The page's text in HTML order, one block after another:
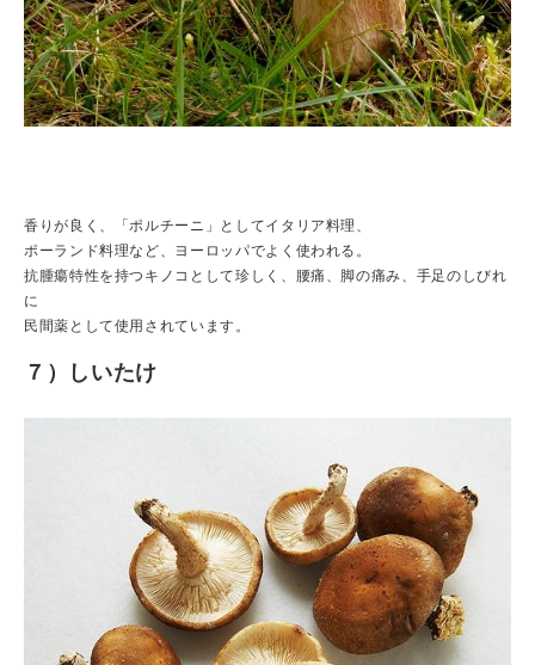
香りが良く、「ポルチーニ」としてイタリア料理、
ポーランド料理など、ヨーロッパでよく使われる。
抗腫瘍特性を持つキノコとして珍しく、腰痛、脚の痛み、手足のしびれ
に
民間薬として使用されています。
７）しいたけ